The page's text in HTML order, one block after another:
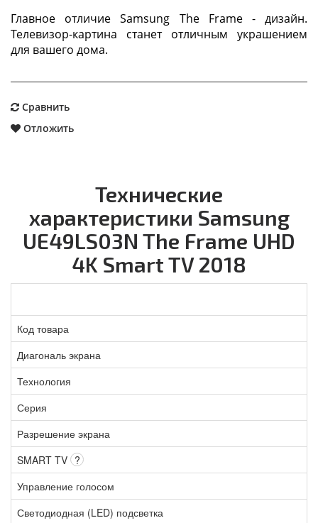
Главное отличие Samsung The Frame - дизайн.
Телевизор-картина станет отличным украшением
для вашего дома.
Сравнить
Отложить
Технические
характеристики Samsung
UE49LS03N The Frame UHD
4K Smart TV 2018
Код товара
Диагональ экрана
Технология
Серия
Разрешение экрана
SMART TV ?
Управление голосом
Светодиодная (LED) подсветка